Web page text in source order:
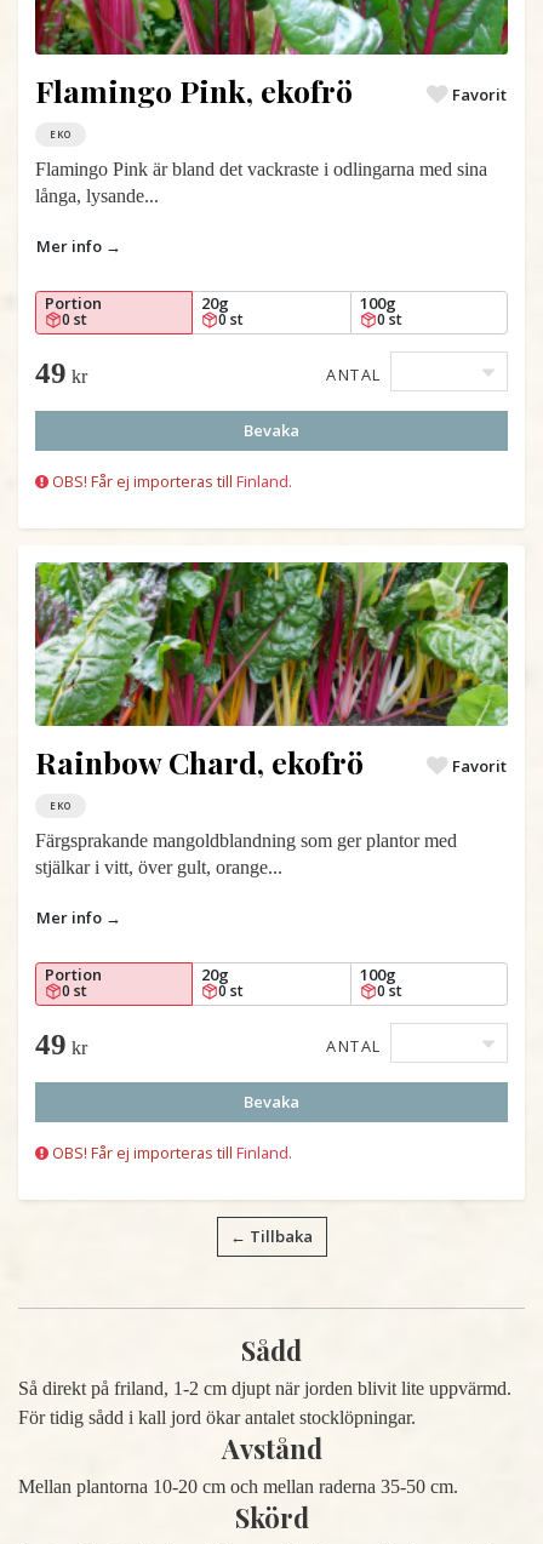
Flamingo Pink, ekofrö Favorit
EKO
Flamingo Pink är bland det vackraste i odlingarna med sina
långa, lysande...
Mer info →
Portion
0 st
20g
0 st
100g
0 st
49 kr ANTAL
Bevaka
OBS! Får ej importeras till Finland.
Rainbow Chard, ekofrö Favorit
EKO
Färgsprakande mangoldblandning som ger plantor med
stjälkar i vitt, över gult, orange...
Mer info →
Portion
0 st
20g
0 st
100g
0 st
49 kr ANTAL
Bevaka
OBS! Får ej importeras till Finland.
← Tillbaka
Sådd
Så direkt på friland, 1-2 cm djupt när jorden blivit lite uppvärmd.
För tidig sådd i kall jord ökar antalet stocklöpningar.
Avstånd
Mellan plantorna 10-20 cm och mellan raderna 35-50 cm.
Skörd